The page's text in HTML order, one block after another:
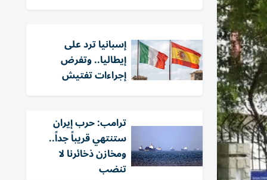
إسبانيا ترد على
إيطاليا.. وتفرض
إجراءات تفتيش
ترامب: حرب إيران
ستنتهي قريباً جداً..
ومخازن ذخائرنا لا
تنضب